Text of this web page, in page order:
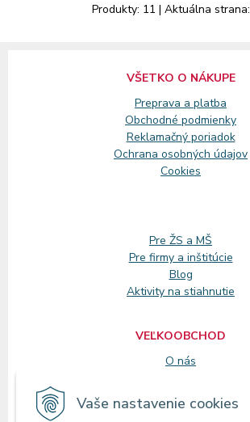
Vaše nastavenie cookies
Produkty: 11 | Aktuálna strana:
VŠETKO O NÁKUPE
Preprava a platba
Obchodné podmienky
Reklamačný poriadok
Ochrana osobných údajov
Cookies
Pre ŽS a MŠ
Pre firmy a inštitúcie
Blog
Aktivity na stiahnutie
VEĽKOOBCHOD
O nás